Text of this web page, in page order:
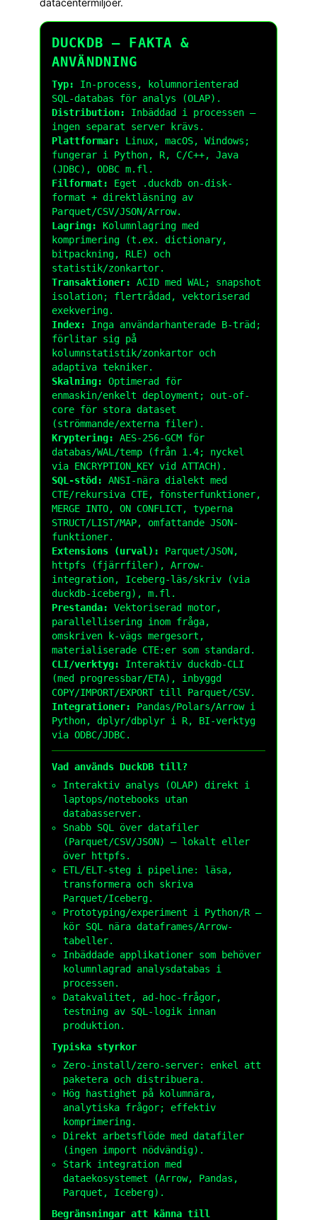
datacentermiljöer.
DUCKDB – FAKTA &
ANVÄNDNING
Typ:
In-process, kolumnorienterad
SQL-databas för analys (OLAP).
Distribution:
Inbäddad i processen –
ingen separat server krävs.
Plattformar:
Linux, macOS, Windows;
fungerar i Python, R, C/C++, Java
(JDBC), ODBC m.fl.
Filformat:
Eget .duckdb on-disk-
format + direktläsning av
Parquet/CSV/JSON/Arrow.
Lagring:
Kolumnlagring med
komprimering (t.ex. dictionary,
bitpackning, RLE) och
statistik/zonkartor.
Transaktioner:
ACID med WAL; snapshot
isolation; flertrådad, vektoriserad
exekvering.
Index:
Inga användarhanterade B-träd;
förlitar sig på
kolumnstatistik/zonkartor och
adaptiva tekniker.
Skalning:
Optimerad för
enmaskin/enkelt deployment; out-of-
core för stora dataset
(strömmande/externa filer).
Kryptering:
AES-256-GCM för
databas/WAL/temp (från 1.4; nyckel
via ENCRYPTION_KEY vid ATTACH).
SQL-stöd:
ANSI-nära dialekt med
CTE/rekursiva CTE, fönsterfunktioner,
MERGE INTO, ON CONFLICT, typerna
STRUCT/LIST/MAP, omfattande JSON-
funktioner.
Extensions (urval):
Parquet/JSON,
httpfs (fjärrfiler), Arrow-
integration, Iceberg-läs/skriv (via
duckdb-iceberg), m.fl.
Prestanda:
Vektoriserad motor,
parallellisering inom fråga,
omskriven k-vägs mergesort,
materialiserade CTE:er som standard.
CLI/verktyg:
Interaktiv duckdb-CLI
(med progressbar/ETA), inbyggd
COPY/IMPORT/EXPORT till Parquet/CSV.
Integrationer:
Pandas/Polars/Arrow i
Python, dplyr/dbplyr i R, BI-verktyg
via ODBC/JDBC.
Vad används DuckDB till?
Interaktiv analys (OLAP) direkt i
laptops/notebooks utan
databasserver.
Snabb SQL över datafiler
(Parquet/CSV/JSON) – lokalt eller
över httpfs .
ETL/ELT-steg i pipeline: läsa,
transformera och skriva
Parquet/Iceberg.
Prototyping/experiment i Python/R –
kör SQL nära dataframes/Arrow-
tabeller.
Inbäddade applikationer som behöver
kolumnlagrad analysdatabas i
processen.
Datakvalitet, ad-hoc-frågor,
testning av SQL-logik innan
produktion.
Typiska styrkor
Zero-install/zero-server: enkel att
paketera och distribuera.
Hög hastighet på kolumnära,
analytiska frågor; effektiv
komprimering.
Direkt arbetsflöde med datafiler
(ingen import nödvändig).
Stark integration med
dataekosystemet (Arrow, Pandas,
Parquet, Iceberg).
Begränsningar att känna till